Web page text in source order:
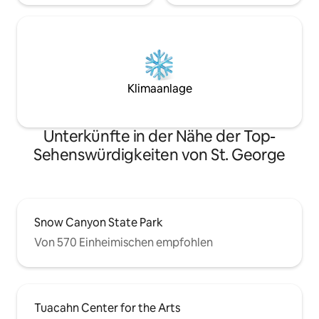
Klimaanlage
Unterkünfte in der Nähe der Top-
Sehenswürdigkeiten von St. George
Snow Canyon State Park
Von 570 Einheimischen empfohlen
Tuacahn Center for the Arts